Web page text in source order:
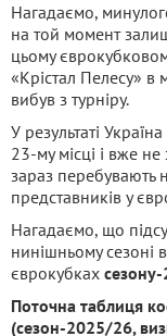
Нагадаємо,
на той момент
цьому
«Крістал Пелесу» в
вибув з турніру.
У результаті
23-му місці і вже не
зараз перебувають
представників у
Нагадаємо, що
нинішньому сезоні
єврокубках
Поточна таблиця
(сезон-2025/26,